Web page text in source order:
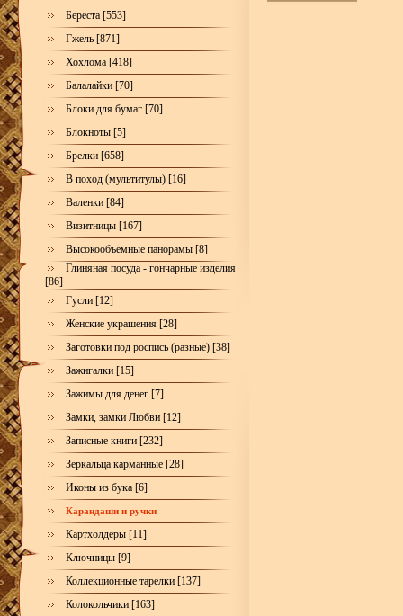
Береста [553]
Гжель [871]
Хохлома [418]
Балалайки [70]
Блоки для бумаг [70]
Блокноты [5]
Брелки [658]
В поход (мультитулы) [16]
Валенки [84]
Визитницы [167]
Высокообъёмные панорамы [8]
Глиняная посуда - гончарные изделия
[86]
Гусли [12]
Женские украшения [28]
Заготовки под роспись (разные) [38]
Зажигалки [15]
Зажимы для денег [7]
Замки, замки Любви [12]
Записные книги [232]
Зеркальца карманные [28]
Иконы из бука [6]
Карандаши и ручки
Картхолдеры [11]
Ключницы [9]
Коллекционные тарелки [137]
Колокольчики [163]